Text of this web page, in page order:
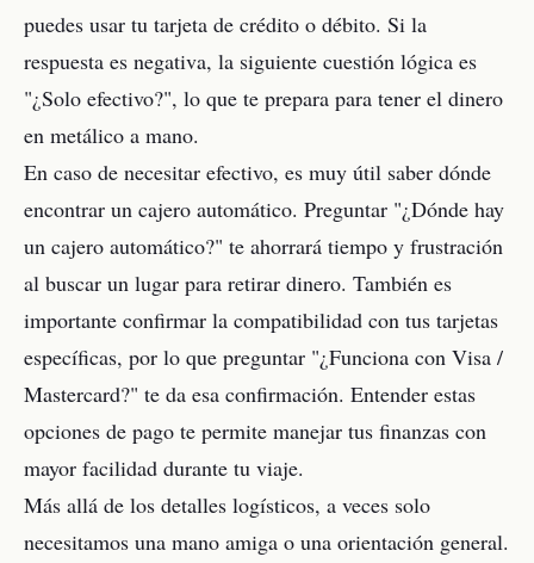
puedes usar tu tarjeta de crédito o débito. Si la
respuesta es negativa, la siguiente cuestión lógica es
"¿Solo efectivo?", lo que te prepara para tener el dinero
en metálico a mano.
En caso de necesitar efectivo, es muy útil saber dónde
encontrar un cajero automático. Preguntar "¿Dónde hay
un cajero automático?" te ahorrará tiempo y frustración
al buscar un lugar para retirar dinero. También es
importante confirmar la compatibilidad con tus tarjetas
específicas, por lo que preguntar "¿Funciona con Visa /
Mastercard?" te da esa confirmación. Entender estas
opciones de pago te permite manejar tus finanzas con
mayor facilidad durante tu viaje.
Más allá de los detalles logísticos, a veces solo
necesitamos una mano amiga o una orientación general.